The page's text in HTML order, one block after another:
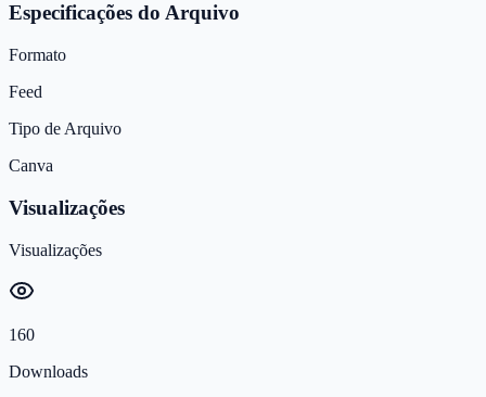
Especificações do Arquivo
Formato
Feed
Tipo de Arquivo
Canva
Visualizações
Visualizações
160
Downloads